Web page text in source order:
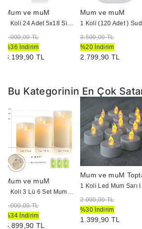
Mum ve muM
1 Koli 24 Adet 5x18 Siyah Silindir Kütük Mum
5.000,00 TL
%36 İndirim
3.199,90 TL
Mum ve muM
3.500,00 TL
%20 İndirim
2.799,90 TL
Bu Kategorinin En Çok
Mum ve muM
1 Koli 3 Lü 6 Set Mum Görünümlü Hareket Alev Set Mum
9.000,00 TL
%34 İndirim
5.899,90 TL
Mum ve muM
1
2.000,00 TL
%30 İndirim
1.399,90 TL